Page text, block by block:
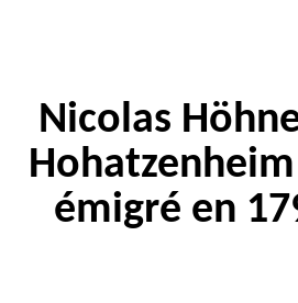
Nicolas
émigré en